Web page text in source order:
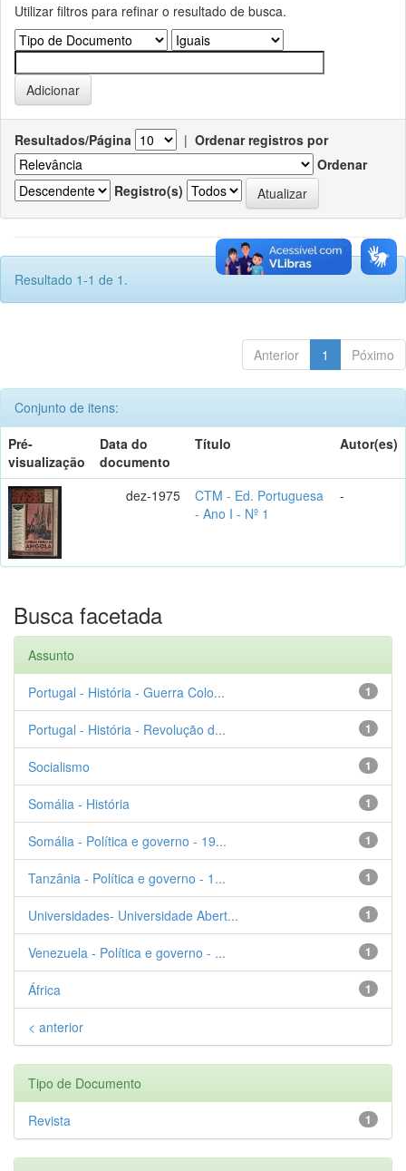
Utilizar filtros para refinar o resultado de busca.
Resultados/Página | Ordenar registros por
Ordenar
Registro(s)
Resultado 1-1 de 1.
Anterior 1 Póximo
Conjunto de itens:
Pré-
visualização
Data do
documento
Título Autor(es)
dez-1975
CTM - Ed. Portuguesa
- Ano I - Nº 1
-
Busca facetada
Assunto
1
Portugal - História - Guerra Colo...
1
Portugal - História - Revolução d...
1
Socialismo
1
Somália - História
1
Somália - Política e governo - 19...
1
Tanzânia - Política e governo - 1...
1
Universidades- Universidade Abert...
1
Venezuela - Política e governo - ...
1
África
< anterior
Tipo de Documento
1
Revista